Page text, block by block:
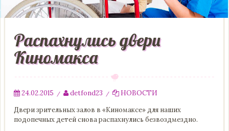
Распахнулись двери
Киномакса
24.02.2015 / detfond23 /
НОВОСТИ
Двери зрительных залов в «Киномаксе» для наших
подопечных детей снова распахнулись безвоздмездно.